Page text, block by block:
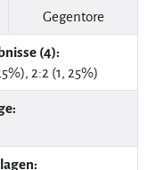
Gegentore
(4):
2:2 (1, 25%)